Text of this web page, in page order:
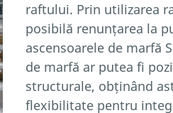
raftului. Prin utilizarea
posibilă renunțarea la
ascensoarele de marfă
de marfă ar putea fi
structurale, obținând
flexibilitate pentru